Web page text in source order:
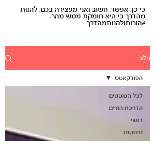
כי כן, אפשר, חשוב ואני מפצירה בכם, להנות
מהדרך כי היא חומקת ממש מהר.
#הורותולהנותמהדרך
בלוג
לכל הפוסטים
הדרכת הורים
רגשי
תינוקות
הפודקאסט